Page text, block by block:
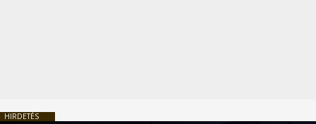
HIRDETÉS